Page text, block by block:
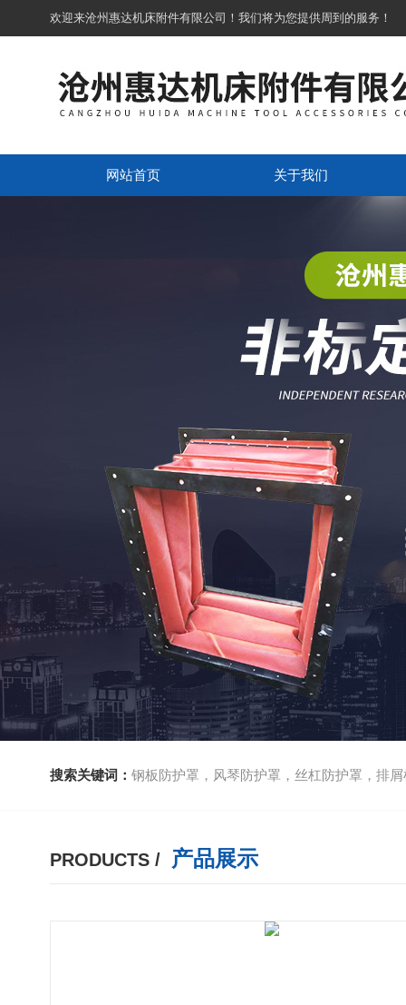
欢迎来沧州惠达机床附件有限公司！我们将为您提供周到的服务！
网站首页 关于我们
搜索关键词： 钢板防护罩，风琴防护罩，丝杠防护罩，排屑机
PRODUCTS / 产品展示